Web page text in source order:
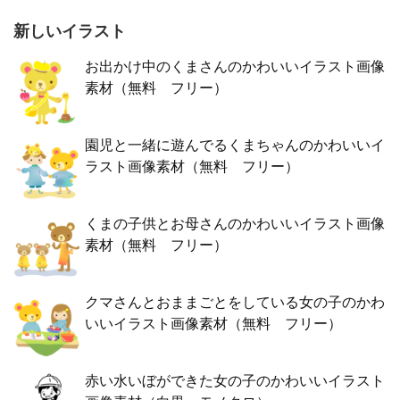
新しいイラスト
お出かけ中のくまさんのかわいいイラスト画像
素材（無料 フリー）
園児と一緒に遊んでるくまちゃんのかわいいイ
ラスト画像素材（無料 フリー）
くまの子供とお母さんのかわいいイラスト画像
素材（無料 フリー）
クマさんとおままごとをしている女の子のかわ
いいイラスト画像素材（無料 フリー）
赤い水いぼができた女の子のかわいいイラスト